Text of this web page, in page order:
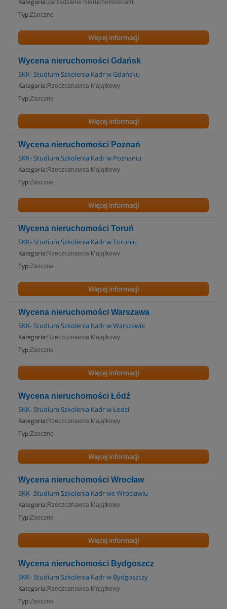
Kategoria:Zarządzanie Nieruchomościami
Typ:Zaoczne
Więcej informacji
Wycena nieruchomości Gdańsk
SKK- Studium Szkolenia Kadr w Gdańsku
Kategoria: Rzeczoznawca Majątkowy
Typ:Zaoczne
Więcej informacji
Wycena nieruchomości Poznań
SKK- Studium Szkolenia Kadr w Poznaniu
Kategoria: Rzeczoznawca Majątkowy
Typ:Zaoczne
Więcej informacji
Wycena nieruchomości Toruń
SKK- Studium Szkolenia Kadr w Toruniu
Kategoria: Rzeczoznawca Majątkowy
Typ:Zaoczne
Więcej informacji
Wycena nieruchomości Warszawa
SKK- Studium Szkolenia Kadr w Warszawie
Kategoria: Rzeczoznawca Majątkowy
Typ:Zaoczne
Więcej informacji
Wycena nieruchomości Łódź
SKK- Studium Szkolenia Kadr w Łodzi
Kategoria: Rzeczoznawca Majątkowy
Typ:Zaoczne
Więcej informacji
Wycena nieruchomości Wrocław
SKK- Studium Szkolenia Kadr we Wrocławiu
Kategoria: Rzeczoznawca Majątkowy
Typ:Zaoczne
Więcej informacji
Wycena nieruchomości Bydgoszcz
SKK- Studium Szkolenia Kadr w Bydgoszczy
Kategoria: Rzeczoznawca Majątkowy
Typ:Zaoczne